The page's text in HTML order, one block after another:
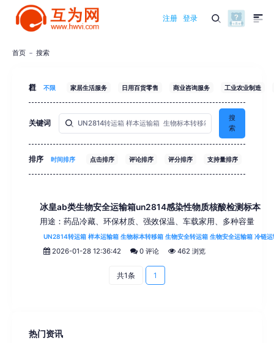
注册 登录
首页 搜索
栏目 不限 家居生活服务 日用百货零售 商业咨询服务 工业农业制造
关键词
搜
索
排序 时间排序 点击排序 评论排序 评分排序 支持量排序
冰皇ab类生物安全运输箱un2814感染性物质核酸检测标本
用途：药品冷藏、环保材质、强效保温、车载家用、多种容量
UN2814转运箱 样本运输箱 生物标本转移箱 生物安全转运箱 生物安全运输箱 冷链
2026-01-28 12:36:42 0 评论 462 浏览
共1条 1
热门资讯